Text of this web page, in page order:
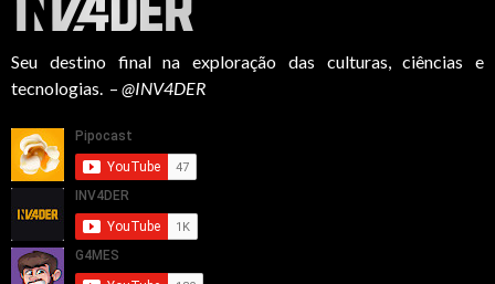
Seu destino final na exploração das culturas, ciências e
tecnologias. – @INV4DER